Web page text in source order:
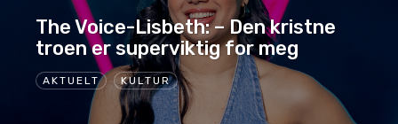
AKTUELT KULTUR
The Voice-Lisbeth: – Den kristne
troen er superviktig for meg